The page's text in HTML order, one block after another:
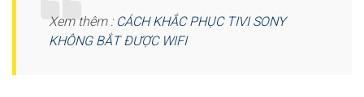
Xem thêm : CÁCH KHẮC PHỤC TIVI SONY
KHÔNG BẮT ĐƯỢC WIFI